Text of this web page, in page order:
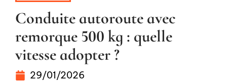
Conduite autoroute avec
remorque 500 kg : quelle
vitesse adopter ?
29/01/2026